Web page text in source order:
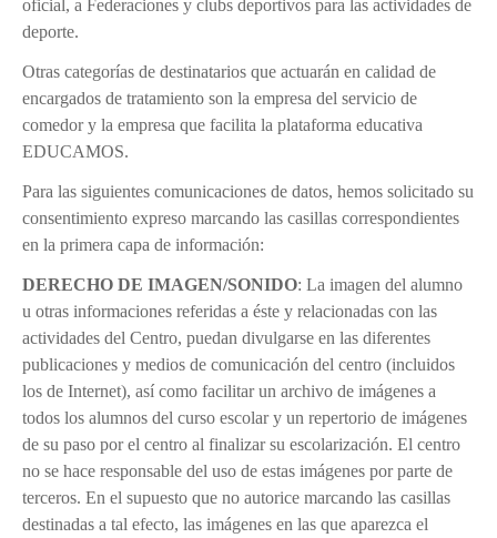
oficial, a Federaciones y clubs deportivos para las actividades de
deporte.
Otras categorías de destinatarios que actuarán en calidad de
encargados de tratamiento son la empresa del servicio de
comedor y la empresa que facilita la plataforma educativa
EDUCAMOS.
Para las siguientes comunicaciones de datos, hemos solicitado su
consentimiento expreso marcando las casillas correspondientes
en la primera capa de información:
DERECHO DE IMAGEN/SONIDO: La imagen del alumno
u otras informaciones referidas a éste y relacionadas con las
actividades del Centro, puedan divulgarse en las diferentes
publicaciones y medios de comunicación del centro (incluidos
los de Internet), así como facilitar un archivo de imágenes a
todos los alumnos del curso escolar y un repertorio de imágenes
de su paso por el centro al finalizar su escolarización. El centro
no se hace responsable del uso de estas imágenes por parte de
terceros. En el supuesto que no autorice marcando las casillas
destinadas a tal efecto, las imágenes en las que aparezca el